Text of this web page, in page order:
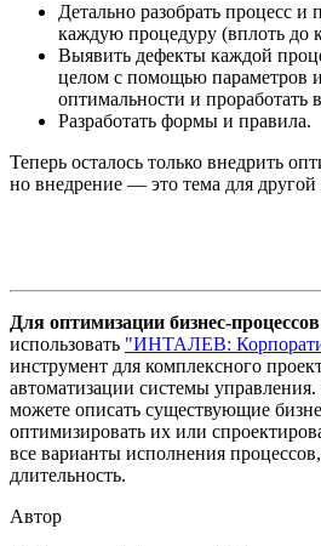
Детально разобрать процесс и
каждую процедуру (вплоть до
Выявить дефекты каждой
целом с помощью параметров
оптимальности и проработать
Разработать формы и правила.
Теперь осталось только внедрить
но внедрение — это тема для другой
Для оптимизации бизнес-процессов
использовать "ИНТАЛЕВ:
инструмент для комплексного
автоматизации системы
можете описать существующие
оптимизировать их или
все варианты исполнения
длительность.
Автор